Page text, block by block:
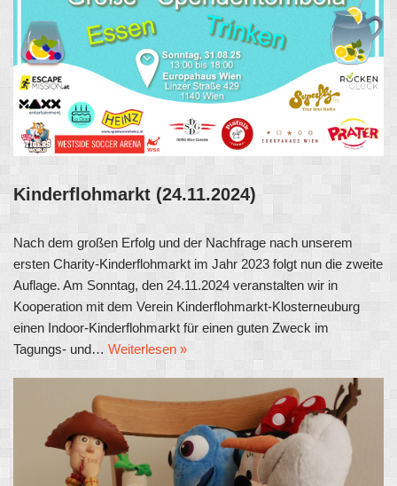
Kinderflohmarkt (24.11.2024)
Nach dem großen Erfolg und der Nachfrage nach unserem
ersten Charity-Kinderflohmarkt im Jahr 2023 folgt nun die zweite
Auflage. Am Sonntag, den 24.11.2024 veranstalten wir in
Kooperation mit dem Verein Kinderflohmarkt-Klosterneuburg
einen Indoor-Kinderflohmarkt für einen guten Zweck im
Tagungs- und… Weiterlesen »